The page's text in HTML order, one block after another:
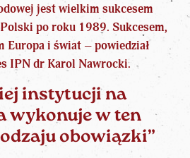
jest wielkim sukcesem
po roku 1989. Sukcesem,
Europa i świat – powiedział
IPN dr Karol Nawrocki.
instytucji na
wykonuje w ten
obowiązki”